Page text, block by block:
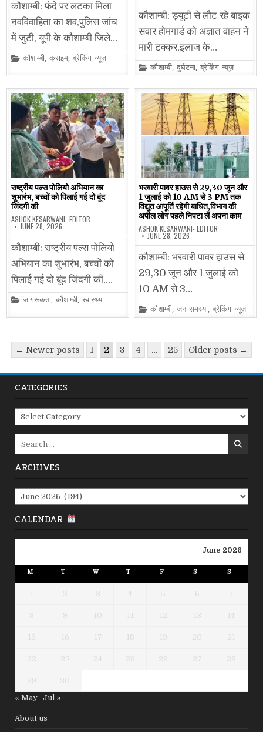
कौशाम्बी: फंदे पर लटका मिला
नवविवाहिता का शव,पुलिस जांच
में जुटी, यूपी के कौशाम्बी जिले…
Posted
कौशाम्बी,क्राइम,ब्रेकिंग न्यूज़
कौशाम्बी: ड्यूटी से लौट रहे बाइक
सवार होमगार्ड को अज्ञात वाहन ने
मारी टक्कर,इलाज के…
Posted
in
कौशाम्बी,दुर्घटना,ब्रेकिंग न्यूज़
राष्ट्रीय पल्स पोलियो अभियान का
शुभारंभ, बच्चों को पिलाई गई दो बूंद
जिंदगी की
ASHOK KESARWANI- EDITOR
JUNE 28, 2026
कौशाम्बी: राष्ट्रीय पल्स पोलियो
अभियान का शुभारंभ, बच्चों को
पिलाई गई दो बूंद जिंदगी की,…
Posted
जागरूकता,कौशाम्बी,स्वास्थ्य
भरवारी पावर हाउस से 29,30 जून और
1 जुलाई को 10 AM से 3 PM तक
विद्युत आपूर्ति रहेगी बाधित,विभाग की
अपील लोग पहले निपटा लें अपना काम
ASHOK KESARWANI- EDITOR
JUNE 28, 2026
कौशाम्बी: भरवारी पावर हाउस से
29,30 जून और 1 जुलाई को
10 AM से 3…
Posted
in
कौशाम्बी,जन समस्या,ब्रेकिंग न्यूज़
Posts
pagination
← Newer posts 1 2 3 4 … 25 Older posts →
CATEGORIES
Categories
ARCHIVES
Archives
CALENDAR
June 2026
M T W T F S S
1 2 3 4 5 6 7
8 9 10 11 12 13 14
15 16 17 18 19 20 21
22 23 24 25 26 27 28
29
30
« May
Jul »
About us